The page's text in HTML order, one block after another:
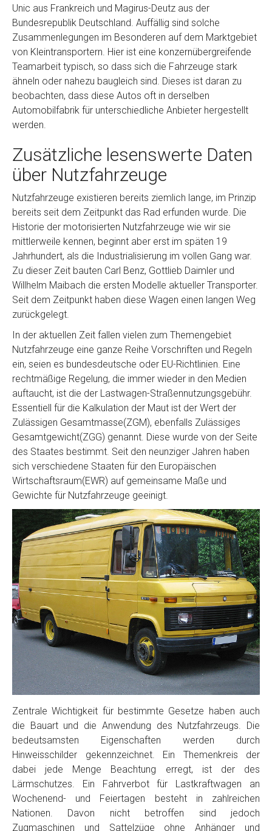
Unic aus Frankreich und Magirus-Deutz aus der
Bundesrepublik Deutschland. Auffällig sind solche
Zusammenlegungen im Besonderen auf dem Marktgebiet
von Kleintransportern. Hier ist eine konzernübergreifende
Teamarbeit typisch, so dass sich die Fahrzeuge stark
ähneln oder nahezu baugleich sind. Dieses ist daran zu
beobachten, dass diese Autos oft in derselben
Automobilfabrik für unterschiedliche Anbieter hergestellt
werden.
Zusätzliche lesenswerte Daten
über Nutzfahrzeuge
Nutzfahrzeuge existieren bereits ziemlich lange, im Prinzip
bereits seit dem Zeitpunkt das Rad erfunden wurde. Die
Historie der motorisierten Nutzfahrzeuge wie wir sie
mittlerweile kennen, beginnt aber erst im späten 19
Jahrhundert, als die Industrialisierung im vollen Gang war.
Zu dieser Zeit bauten Carl Benz, Gottlieb Daimler und
Willhelm Maibach die ersten Modelle aktueller Transporter.
Seit dem Zeitpunkt haben diese Wagen einen langen Weg
zurückgelegt.
In der aktuellen Zeit fallen vielen zum Themengebiet
Nutzfahrzeuge eine ganze Reihe Vorschriften und Regeln
ein, seien es bundesdeutsche oder EU-Richtlinien. Eine
rechtmäßige Regelung, die immer wieder in den Medien
auftaucht, ist die der Lastwagen-Straßennutzungsgebühr.
Essentiell für die Kalkulation der Maut ist der Wert der
Zulässigen Gesamtmasse(ZGM), ebenfalls Zulässiges
Gesamtgewicht(ZGG) genannt. Diese wurde von der Seite
des Staates bestimmt. Seit den neunziger Jahren haben
sich verschiedene Staaten für den Europäischen
Wirtschaftsraum(EWR) auf gemeinsame Maße und
Gewichte für Nutzfahrzeuge geeinigt.
Zentrale Wichtigkeit für bestimmte Gesetze haben auch
die Bauart und die Anwendung des Nutzfahrzeugs. Die
bedeutsamsten Eigenschaften werden durch
Hinweisschilder gekennzeichnet. Ein Themenkreis der
dabei jede Menge Beachtung erregt, ist der des
Lärmschutzes. Ein Fahrverbot für Lastkraftwagen an
Wochenend- und Feiertagen besteht in zahlreichen
Nationen. Davon nicht betroffen sind jedoch
Zugmaschinen und Sattelzüge ohne Anhänger und